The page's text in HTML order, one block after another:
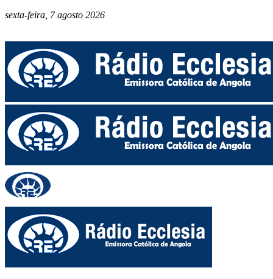
sexta-feira, 7 agosto 2026